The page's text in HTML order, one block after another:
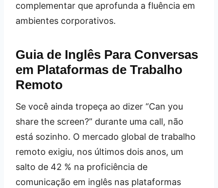
complementar que aprofunda a fluência em
ambientes corporativos.
Guia de Inglês Para Conversas
em Plataformas de Trabalho
Remoto
Se você ainda tropeça ao dizer “Can you
share the screen?” durante uma call, não
está sozinho. O mercado global de trabalho
remoto exigiu, nos últimos dois anos, um
salto de 42 % na proficiência de
comunicação em inglês nas plataformas